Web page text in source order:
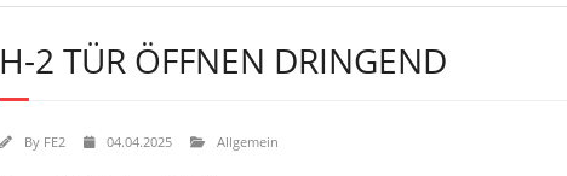
H-2 TÜR ÖFFNEN DRINGEND
By FE2 04.04.2025 Allgemein